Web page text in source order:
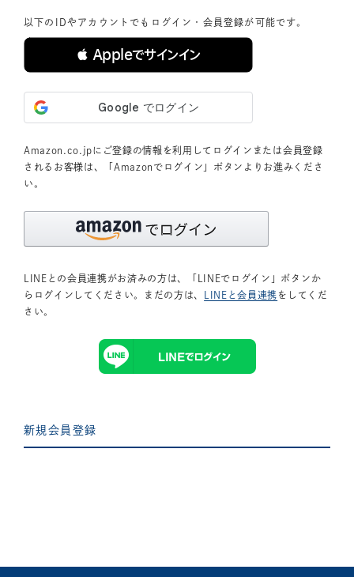
以下のIDやアカウントでもログイン・会員登録が可能です。
 Appleでサインイン
Amazon.co.jpにご登録の情報を利用してログインまたは会員登録
されるお客様は、「Amazonでログイン」ボタンよりお進みくださ
い。
LINEとの会員連携がお済みの方は、「LINEでログイン」ボタンか
らログインしてください。まだの方は、
LINEと会員連携 をしてくだ
さい。
新規会員登録